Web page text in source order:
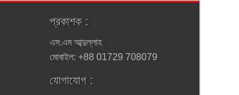
প্রকাশক :
এস.এম আব্দুল্লাহ
মোবাইল: +88 01729 708079
যোগাযোগ :